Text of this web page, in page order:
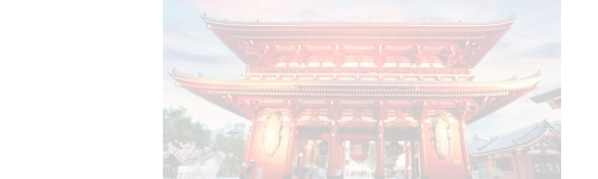
de satisfacer todas tus necesidades y tu... ¡deberás
encargarte de disfrutar!